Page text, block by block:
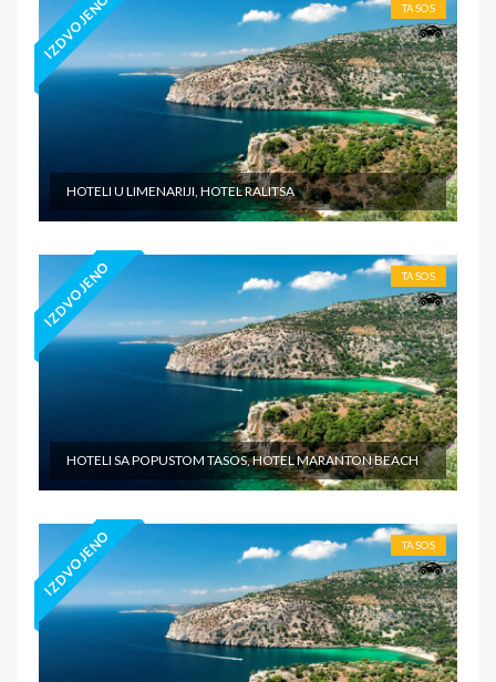
IZDVOJENO TASOS
HOTELI U LIMENARIJI, HOTEL RALITSA
IZDVOJENO TASOS
HOTELI SA POPUSTOM TASOS, HOTEL MARANTON BEACH
IZDVOJENO TASOS